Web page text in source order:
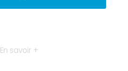
En savoir +